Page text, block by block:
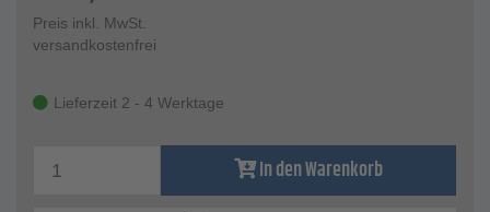
Preis inkl. MwSt.
versandkostenfrei
Lieferzeit 2 - 4 Werktage
In den Warenkorb